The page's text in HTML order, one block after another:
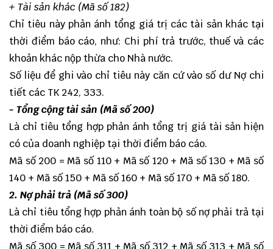
+ Tài sản khác (Mã số 182)
Chỉ tiêu này phản ánh tổng giá trị các tài sản khác tại
thời điểm báo cáo, như: Chi phí trả trước, thuế và các
khoản khác nộp thừa cho Nhà nước.
Số liệu để ghi vào chỉ tiêu này căn cứ vào số dư Nợ chi
tiết các TK 242, 333.
- Tổng cộng tài sản (Mã số 200)
Là chỉ tiêu tổng hợp phản ánh tổng trị giá tài sản hiện
có của doanh nghiệp tại thời điểm báo cáo.
Mã số 200 = Mã số 110 + Mã số 120 + Mã số 130 + Mã số
140 + Mã số 150 + Mã số 160 + Mã số 170 + Mã số 180.
2. Nợ phải trả (Mã số 300)
Là chỉ tiêu tổng hợp phản ánh toàn bộ số nợ phải trả tại
thời điểm báo cáo.
Mã số 300 = Mã số 311 + Mã số 312 + Mã số 313 + Mã số